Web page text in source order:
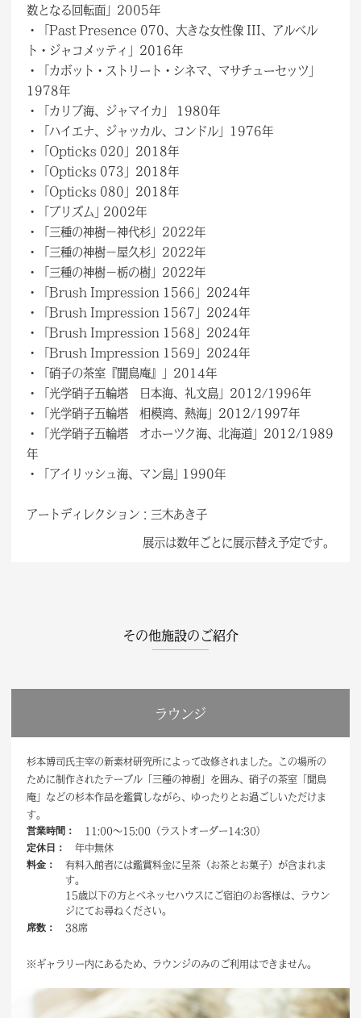
数となる回転面」2005年
・「Past Presence 070、大きな女性像 III、アルベル
ト・ジャコメッティ」2016年
・「カボット・ストリート・シネマ、マサチューセッツ」
1978年
・「カリブ海、ジャマイカ」 1980年
・「ハイエナ、ジャッカル、コンドル」1976年
・「Opticks 020」2018年
・「Opticks 073」2018年
・「Opticks 080」2018年
・「プリズム｣ 2002年
・「三種の神樹－神代杉」2022年
・「三種の神樹－屋久杉」2022年
・「三種の神樹－栃の樹」2022年
・「Brush Impression 1566」2024年
・「Brush Impression 1567」2024年
・「Brush Impression 1568」2024年
・「Brush Impression 1569」2024年
・「硝子の茶室『聞鳥庵』」2014年
・「光学硝子五輪塔 日本海、礼文島」2012/1996年
・「光学硝子五輪塔 相模湾、熱海」2012/1997年
・「光学硝子五輪塔 オホーツク海、北海道」2012/1989
年
・「アイリッシュ海、マン島｣ 1990年
アートディレクション：三木あき子
展示は数年ごとに展示替え予定です。
その他施設のご紹介
ラウンジ
杉本博司氏主宰の新素材研究所によって改修されました。この場所の
ために制作されたテーブル「三種の神樹」を囲み、硝子の茶室「聞鳥
庵」などの杉本作品を鑑賞しながら、ゆったりとお過ごしいただけま
す。
営業時間： 11:00～15:00（ラストオーダー14:30）
定休日： 年中無休
料金：
有料入館者には鑑賞料金に呈茶（お茶とお菓子）が含まれま
す。
15歳以下の方とベネッセハウスにご宿泊のお客様は、ラウン
ジにてお尋ねください。
席数： 38席
※ギャラリー内にあるため、ラウンジのみのご利用はできません。